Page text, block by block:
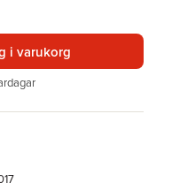
i varukorg